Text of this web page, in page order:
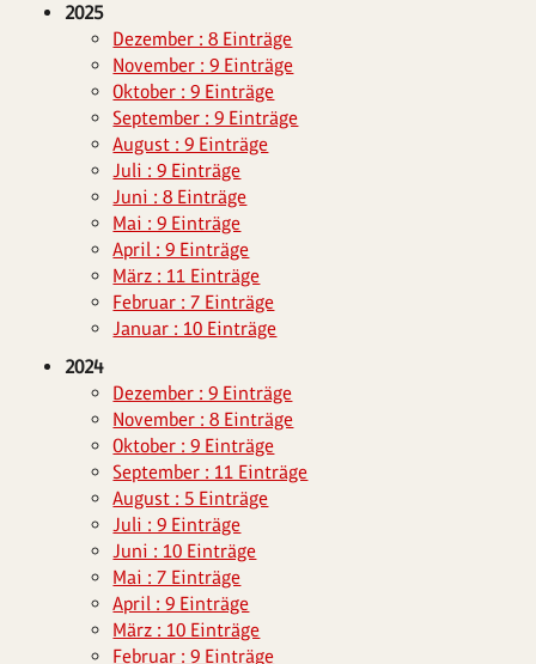
2025
Dezember : 8 Einträge
November : 9 Einträge
Oktober : 9 Einträge
September : 9 Einträge
August : 9 Einträge
Juli : 9 Einträge
Juni : 8 Einträge
Mai : 9 Einträge
April : 9 Einträge
März : 11 Einträge
Februar : 7 Einträge
Januar : 10 Einträge
2024
Dezember : 9 Einträge
November : 8 Einträge
Oktober : 9 Einträge
September : 11 Einträge
August : 5 Einträge
Juli : 9 Einträge
Juni : 10 Einträge
Mai : 7 Einträge
April : 9 Einträge
März : 10 Einträge
Februar : 9 Einträge